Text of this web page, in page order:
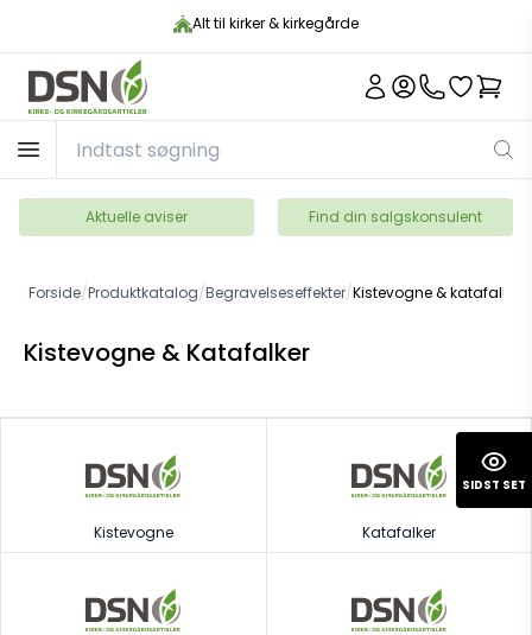
Alt til kirker & kirkegårde
Aktuelle aviser Find din salgskonsulent
Forside/Produktkatalog/Begravelseseffekter/Kistevogne & katafalker
Kistevogne & Katafalker
Kistevogne Katafalker
SIDST SET